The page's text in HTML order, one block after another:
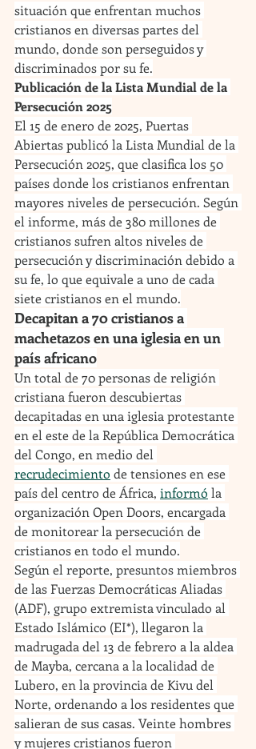
situación que enfrentan muchos
cristianos en diversas partes del
mundo, donde son perseguidos y
discriminados por su fe.
Publicación de la Lista Mundial de la
Persecución 2025
El 15 de enero de 2025, Puertas
Abiertas publicó la Lista Mundial de la
Persecución 2025, que clasifica los 50
países donde los cristianos enfrentan
mayores niveles de persecución. Según
el informe, más de 380 millones de
cristianos sufren altos niveles de
persecución y discriminación debido a
su fe, lo que equivale a uno de cada
siete cristianos en el mundo.
Decapitan a 70 cristianos a
machetazos en una iglesia en un
país africano
Un total de 70 personas de religión
cristiana fueron descubiertas
decapitadas en una iglesia protestante
en el este de la República Democrática
del Congo, en medio del
recrudecimiento de tensiones en ese
país del centro de África, informó la
organización Open Doors, encargada
de monitorear la persecución de
cristianos en todo el mundo.
Según el reporte, presuntos miembros
de las Fuerzas Democráticas Aliadas
(ADF), grupo extremista vinculado al
Estado Islámico (EI*), llegaron la
madrugada del 13 de febrero a la aldea
de Mayba, cercana a la localidad de
Lubero, en la provincia de Kivu del
Norte, ordenando a los residentes que
salieran de sus casas. Veinte hombres
y mujeres cristianos fueron